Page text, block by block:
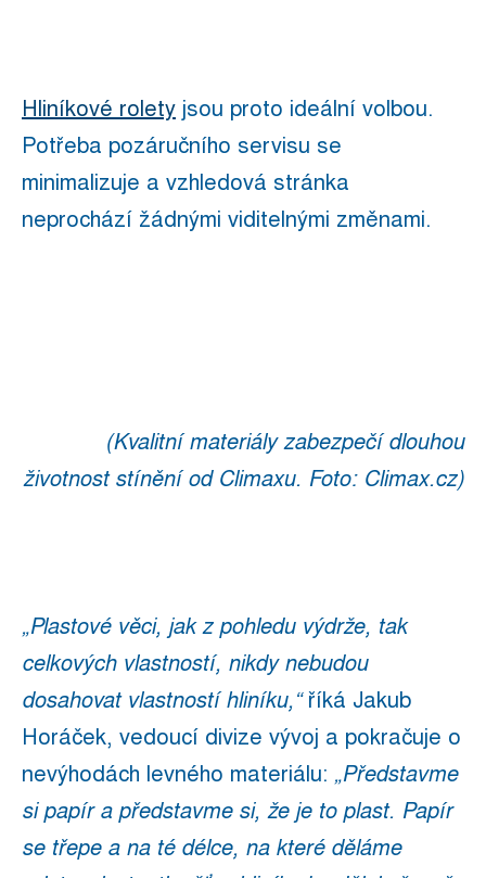
Hliníkové rolety jsou proto ideální volbou.
Potřeba pozáručního servisu se
minimalizuje a vzhledová stránka
neprochází žádnými viditelnými změnami.
(Kvalitní materiály zabezpečí dlouhou
životnost stínění od Climaxu. Foto: Climax.cz)
„Plastové věci, jak z pohledu výdrže, tak
celkových vlastností, nikdy nebudou
dosahovat vlastností hliníku,“říká Jakub
Horáček, vedoucí divize vývoj a pokračuje o
nevýhodách levného materiálu: „Představme
si papír a představme si, že je to plast. Papír
se třepe a na té délce, na které děláme